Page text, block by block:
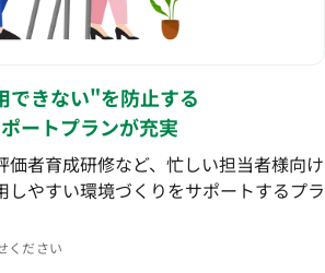
できない"を防止する
ートプランが充実
価者育成研修など、忙しい担当者様向け
しやすい環境づくりをサポートするプラ
ください